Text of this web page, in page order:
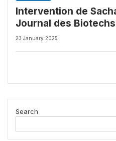
Intervention de
Journal des
23 January 2025
Search